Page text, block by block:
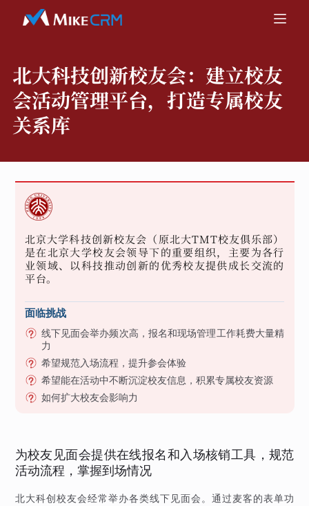
北大科技创新校友会： 建立校友
会活动管理平台，打造专属校友
关系库
北京大学科技创新校友会（原北大TMT校友俱乐部）
是在北京大学校友会领导下的重要组织，主要为各行
业领域、以科技推动创新的优秀校友提供成长交流的
平台。
面临挑战
线下见面会举办频次高，报名和现场管理工作耗费大量精
力
希望规范入场流程，提升参会体验
希望能在活动中不断沉淀校友信息，积累专属校友资源
如何扩大校友会影响力
为校友见面会提供在线报名和入场核销工具，规范
活动流程，掌握到场情况
北大科创校友会经常举办各类线下见面会。通过麦客的表单功